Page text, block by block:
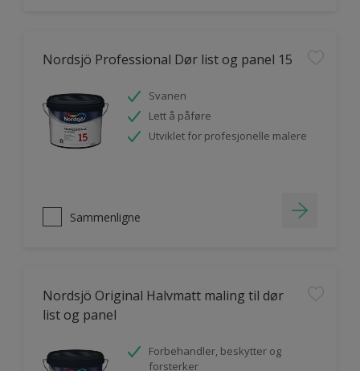
Nordsjö Professional Dør list og panel 15
Svanen
Lett å påføre
Utviklet for profesjonelle malere
Sammenligne
Nordsjö Original Halvmatt maling til dør
list og panel
Forbehandler, beskytter og
forsterker